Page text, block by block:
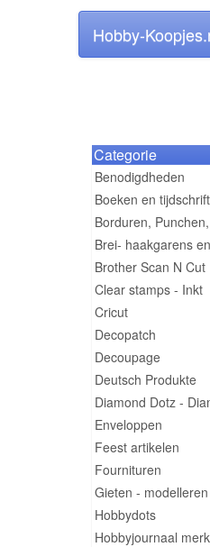
Hobby-
Categorie
Benodigdheden
Boeken en
Borduren,
Brei- haakgarens
Brother Scan N Cut
Clear stamps - Inkt
Cricut
Decopatch
Decoupage
Deutsch Produkte
Diamond Dotz -
Enveloppen
Feest artikelen
Fournituren
Gieten -
Hobbydots
Hobbyjournaal